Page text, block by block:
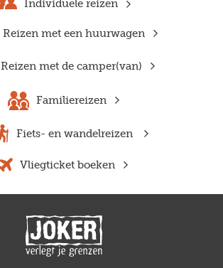
Individuele reizen
Reizen met een huurwagen
Reizen met de camper(van)
Familiereizen
Fiets- en wandelreizen
Vliegticket boeken